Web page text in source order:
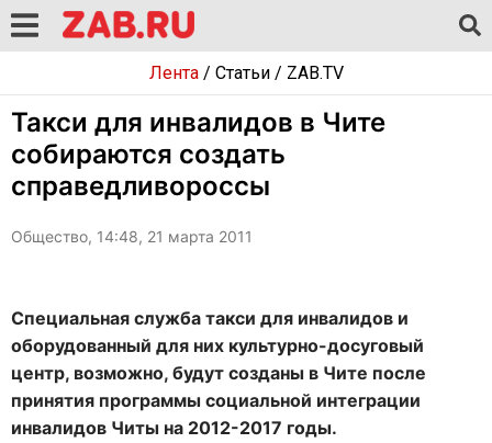
Лента/ Статьи/ ZAB.TV
Такси для инвалидов в Чите
собираются создать
справедливороссы
Общество, 14:48, 21 марта 2011
Специальная служба такси для инвалидов и
оборудованный для них культурно-досуговый
центр, возможно, будут созданы в Чите после
принятия программы социальной интеграции
инвалидов Читы на 2012-2017 годы.